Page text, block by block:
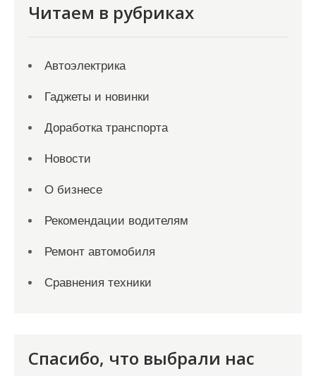
Читаем в рубриках
Автоэлектрика
Гаджеты и новинки
Доработка транспорта
Новости
О бизнесе
Рекомендации водителям
Ремонт автомобиля
Сравнения техники
Спасибо, что выбрали нас